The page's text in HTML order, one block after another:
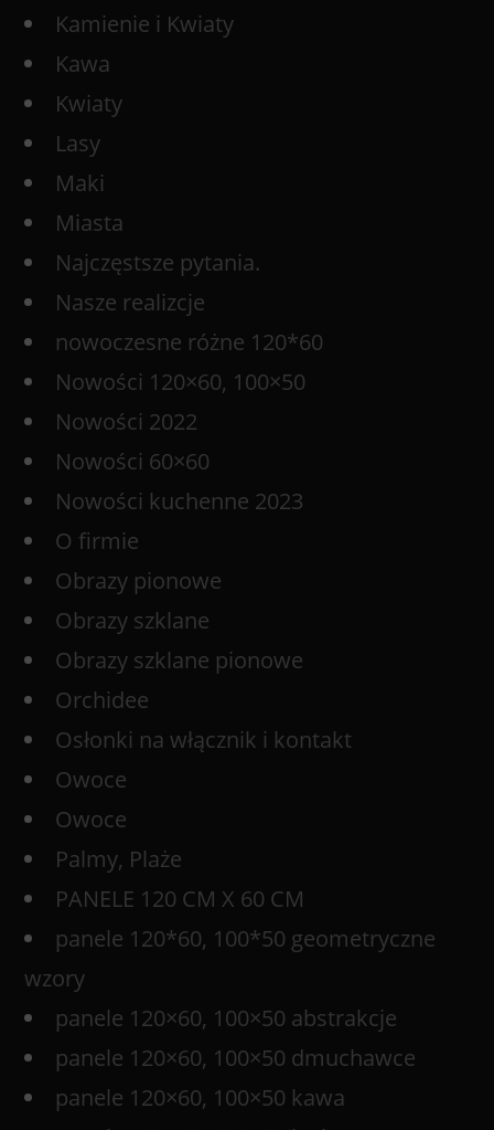
Kamienie i Kwiaty
Kawa
Kwiaty
Lasy
Maki
Miasta
Najczęstsze pytania.
Nasze realizcje
nowoczesne różne 120*60
Nowości 120×60, 100×50
Nowości 2022
Nowości 60×60
Nowości kuchenne 2023
O firmie
Obrazy pionowe
Obrazy szklane
Obrazy szklane pionowe
Orchidee
Osłonki na włącznik i kontakt
Owoce
Owoce
Palmy, Plaże
PANELE 120 CM X 60 CM
panele 120*60, 100*50 geometryczne
wzory
panele 120×60, 100×50 abstrakcje
panele 120×60, 100×50 dmuchawce
panele 120×60, 100×50 kawa